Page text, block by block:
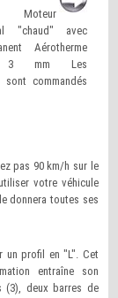
Moteur
"chaud" avec
Aérotherme
3 mm Les
sont commandés
pas 90 km/h sur le
votre véhicule
donnera toutes ses
un profil en "L". Cet
entraîne son
(3), deux barres de